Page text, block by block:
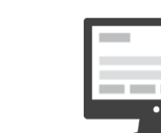
5 choses que vous
Zlatan Ibrahimovic
Quelques facettes
stars du ballon rond!